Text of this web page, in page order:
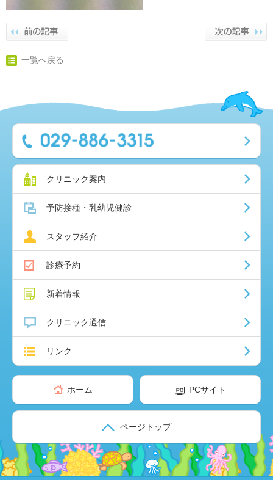
一覧へ戻る
クリニック案内
予防接種・乳幼児健診
スタッフ紹介
診療予約
新着情報
クリニック通信
リンク
ホーム PCサイト
ページトップ